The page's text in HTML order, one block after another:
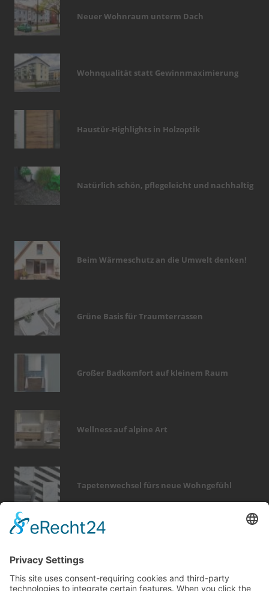
Neuer Wohnraum unterm Dach
Wohnqualität statt Gewinnmaximierung
Haustür-Highlights in Holzoptik
Natürlich schön, pflegeleicht und nachhaltig
Beim Wärmeschutz an die Umwelt denken!
Grüne Basis für Traumterrassen
Großer Badkomfort auf kleinem Raum
Wellness auf alpine Art
Tapetenwechsel fürs neue Wohngefühl
fenster küche heizung dämmung zaun